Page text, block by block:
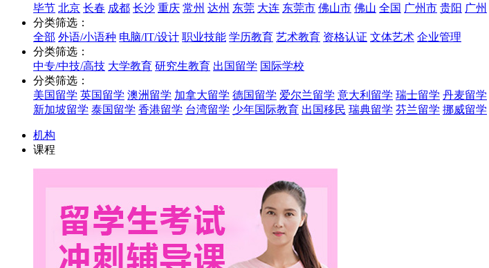
毕节 北京 长春 成都 长沙 重庆 常州 达州 东莞 大连 东莞市 佛山市 佛山 全国 广州市 贵阳 广州
分类筛选：
全部 外语/小语种 电脑/IT/设计 职业技能 学历教育 艺术教育 资格认证 文体艺术 企业管理
分类筛选：
中专/中技/高技 大学教育 研究生教育 出国留学 国际学校
分类筛选：
美国留学 英国留学 澳洲留学 加拿大留学 德国留学 爱尔兰留学 意大利留学 瑞士留学 丹麦留学
新加坡留学 泰国留学 香港留学 台湾留学 少年国际教育 出国移民 瑞典留学 芬兰留学 挪威留学
机构
课程